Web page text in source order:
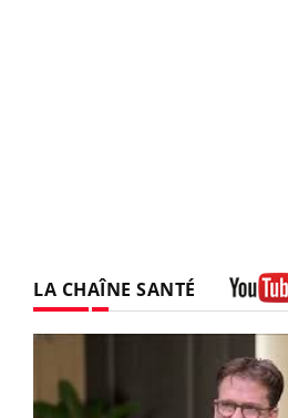
LA CHAÎNE SANTÉ